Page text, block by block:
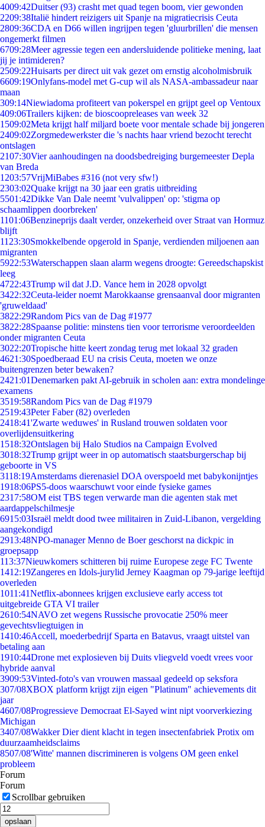
4009:42Duitser (93) crasht met quad tegen boom, vier gewonden
2209:38Italië hindert reizigers uit Spanje na migratiecrisis Ceuta
2809:36CDA en D66 willen ingrijpen tegen 'gluurbrillen' die mensen
ongemerkt filmen
6709:28Meer agressie tegen een andersluidende politieke mening, laat
jij je intimideren?
2509:22Huisarts per direct uit vak gezet om ernstig alcoholmisbruik
6609:19Onlyfans-model met G-cup wil als NASA-ambassadeur naar
maan
309:14Niewiadoma profiteert van pokerspel en grijpt geel op Ventoux
409:06Trailers kijken: de bioscoopreleases van week 32
1509:02Meta krijgt half miljard boete voor mentale schade bij jongeren
2409:02Zorgmedewerkster die 's nachts haar vriend bezocht terecht
ontslagen
2107:30Vier aanhoudingen na doodsbedreiging burgemeester Depla
van Breda
1203:57VrijMiBabes #316 (not very sfw!)
2303:02Quake krijgt na 30 jaar een gratis uitbreiding
5501:42Dikke Van Dale neemt 'vulvalippen' op: 'stigma op
schaamlippen doorbreken'
1101:06Benzineprijs daalt verder, onzekerheid over Straat van Hormuz
blijft
11 23:30Smokkelbende opgerold in Spanje, verdienden miljoenen aan
migranten
5922:53Waterschappen slaan alarm wegens droogte: Gereedschapskist
leeg
4722:43Trump wil dat J.D. Vance hem in 2028 opvolgt
3422:32Ceuta-leider noemt Marokkaanse grensaanval door migranten
'gruweldaad'
3822:29Random Pics van de Dag #1977
3822:28Spaanse politie: minstens tien voor terrorisme veroordeelden
onder migranten Ceuta
3022:20Tropische hitte keert zondag terug met lokaal 32 graden
4621:30Spoedberaad EU na crisis Ceuta, moeten we onze
buitengrenzen beter bewaken?
2421:01Denemarken pakt AI-gebruik in scholen aan: extra mondelinge
examens
3519:58Random Pics van de Dag #1979
2519:43Peter Faber (82) overleden
2418:41'Zwarte weduwes' in Rusland trouwen soldaten voor
overlijdensuitkering
1518:32Ontslagen bij Halo Studios na Campaign Evolved
3018:32Trump grijpt weer in op automatisch staatsburgerschap bij
geboorte in VS
3118:19Amsterdams dierenasiel DOA overspoeld met babykonijntjes
1918:06PS5-doos waarschuwt voor einde fysieke games
2317:58OM eist TBS tegen verwarde man die agenten stak met
aardappelschilmesje
6915:03Israël meldt dood twee militairen in Zuid-Libanon, vergelding
aangekondigd
2913:48NPO-manager Menno de Boer geschorst na dickpic in
groepsapp
113:37Nieuwkomers schitteren bij ruime Europese zege FC Twente
1412:19Zangeres en Idols-jurylid Jerney Kaagman op 79-jarige leeftijd
overleden
1011:41Netflix-abonnees krijgen exclusieve early access tot
uitgebreide GTA VI trailer
2610:54NAVO zet wegens Russische provocatie 250% meer
gevechtsvliegtuigen in
1410:46Accell, moederbedrijf Sparta en Batavus, vraagt uitstel van
betaling aan
1910:44Drone met explosieven bij Duits vliegveld voedt vrees voor
hybride aanval
3909:53Vinted-foto's van vrouwen massaal gedeeld op seksfora
307/08XBOX platform krijgt zijn eigen "Platinum" achievements dit
jaar
4607/08Progressieve Democraat El-Sayed wint nipt voorverkiezing
Michigan
3407/08Wakker Dier dient klacht in tegen insectenfabriek Protix om
duurzaamheidsclaims
8507/08'Witte' mannen discrimineren is volgens OM geen enkel
probleem
Forum
Forum
Scrollbar gebruiken
opslaan